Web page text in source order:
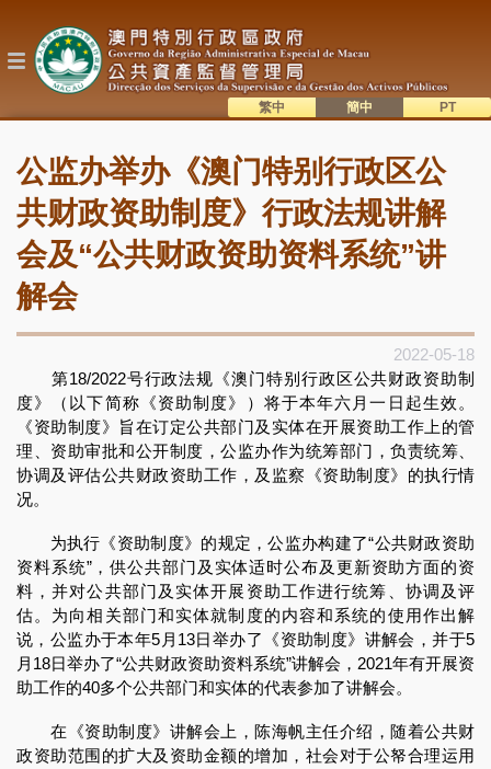
到
内
目公监办举办《澳门特别行政区公
共财政资助制度》行政法规讲解
会及“公共财政资助资料系统”讲
解会
2022-05-18
第18/2022号行政法规《澳门特别行政区公共财政资助制
度》（以下简称《资助制度》）将于本年六月一日起生效。
《资助制度》旨在订定公共部门及实体在开展资助工作上的管
理、资助审批和公开制度，公监办作为统筹部门，负责统筹、
协调及评估公共财政资助工作，及监察《资助制度》的执行情
况。
为执行《资助制度》的规定，公监办构建了“公共财政资助
资料系统”，供公共部门及实体适时公布及更新资助方面的资
料，并对公共部门及实体开展资助工作进行统筹、协调及评
估。为向相关部门和实体就制度的内容和系统的使用作出解
说，公监办于本年5月13日举办了《资助制度》讲解会，并于5
月18日举办了“公共财政资助资料系统”讲解会，2021年有开展资
助工作的40多个公共部门和实体的代表参加了讲解会。
在《资助制度》讲解会上，陈海帆主任介绍，随着公共财
政资助范围的扩大及资助金额的增加，社会对于公帑合理运用